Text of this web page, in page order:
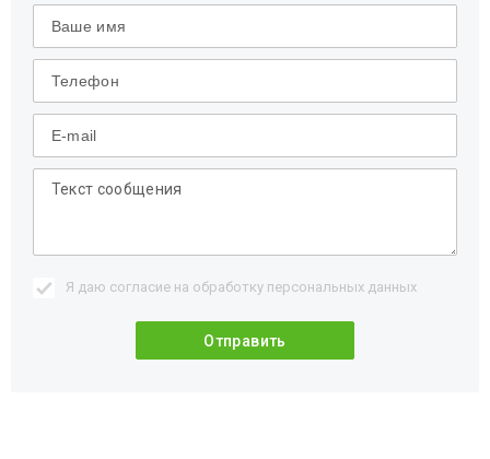
Я даю согласие на обработку персональных данных